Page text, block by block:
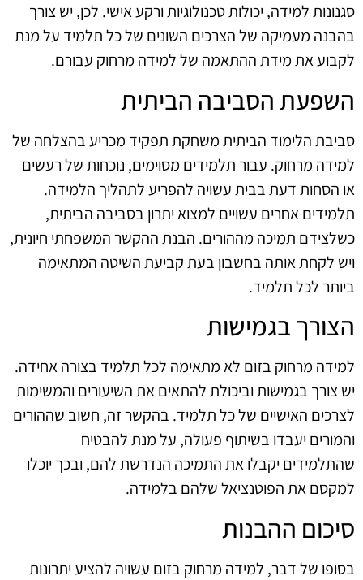
סגנונות למידה, יכולות טכנולוגיות ורקע אישי. לכן, יש צורך
בהבנה מעמיקה של הצרכים השונים של כל תלמיד על מנת
לקבוע את מידת ההתאמה של למידה מרחוק עבורם.
השפעת הסביבה הביתית
סביבת הלימוד הביתית משחקת תפקיד מכריע בהצלחה של
למידה מרחוק. עבור תלמידים מסוימים, נוכחות של רעשים
או הסחות דעת בבית עשויה להפריע לתהליך הלמידה.
תלמידים אחרים עשויים למצוא יתרון בסביבה הביתית,
כשלצידם תמיכה מההורים. הבנת ההקשר המשפחתי חיונית,
ויש לקחת אותה בחשבון בעת קביעת השיטה המתאימה
ביותר לכל תלמיד.
הצורך בגמישות
למידה מרחוק בזום לא מתאימה לכל תלמיד בצורה אחידה.
יש צורך בגמישות וביכולת להתאים את השיעורים והמשימות
לצרכים האישיים של כל תלמיד. בהקשר זה, חשוב שההורים
והמורים יעבדו בשיתוף פעולה, על מנת להבטיח
שהתלמידים יקבלו את התמיכה הנדרשת להם, ובכך יוכלו
למקסם את הפוטנציאל שלהם בלמידה.
סיכום ההבנות
בסופו של דבר, למידה מרחוק בזום עשויה להציע יתרונות